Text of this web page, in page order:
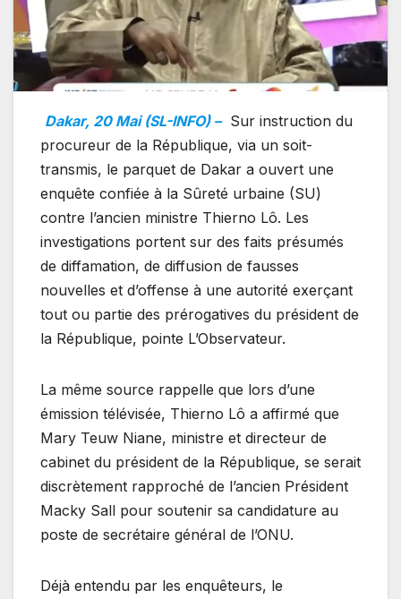
Dakar, 20 Mai (SL-INFO) – Sur instruction du
procureur de la République, via un soit-
transmis, le parquet de Dakar a ouvert une
enquête confiée à la Sûreté urbaine (SU)
contre l’ancien ministre Thierno Lô. Les
investigations portent sur des faits présumés
de diffamation, de diffusion de fausses
nouvelles et d’offense à une autorité exerçant
tout ou partie des prérogatives du président de
la République, pointe L’Observateur.
La même source rappelle que lors d’une
émission télévisée, Thierno Lô a affirmé que
Mary Teuw Niane, ministre et directeur de
cabinet du président de la République, se serait
discrètement rapproché de l’ancien Président
Macky Sall pour soutenir sa candidature au
poste de secrétaire général de l’ONU.
Déjà entendu par les enquêteurs, le